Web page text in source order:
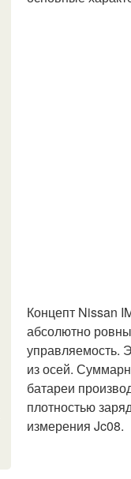
Концепт Nissan
абсолютно
управляемость.
из осей.
батареи
плотностью
измерения Jc08.